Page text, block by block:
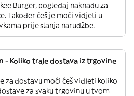
Burger, pogledaj naknadu za
Također ćeš je moći vidjeti u
prije slanja narudžbe.
- Koliko traje dostava iz trgovine
za dostavu moći ćeš vidjeti koliko
za svaku trgovinu u tvom